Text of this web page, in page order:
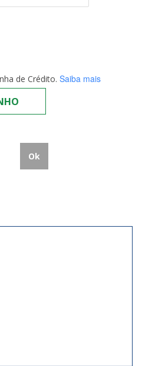
de Crédito. Saiba mais
Ok